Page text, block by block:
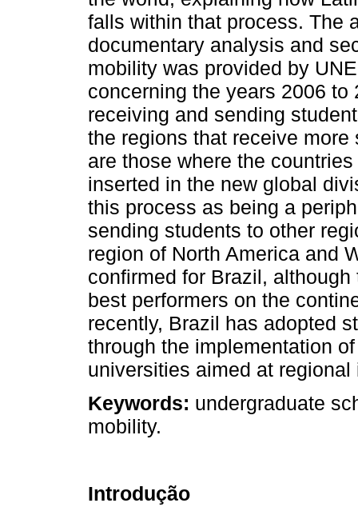
falls within that process. The
documentary analysis and
mobility was provided by
concerning the years 2006
receiving and sending
the regions that receive
are those where the
inserted in the new global
this process as being a
sending students to other
region of North America and
confirmed for Brazil,
best performers on the
recently, Brazil has adopted
through the implementation
universities aimed at regional
Keywords: undergraduate
mobility.
Introdução